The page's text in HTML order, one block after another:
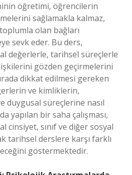
öğretimi, öğrencilerin
sağlamakla kalmaz,
olan bağları
sevk eder. Bu ders,
değerlerle, tarihsel süreçlerle
gözden geçirmelerini
dikkat edilmesi gereken
ve kimliklerin,
duygusal süreçlerine nasıl
yapılan bir saha çalışması,
cinsiyet, sınıf ve diğer sosyal
tarihsel derslere karşı farklı
göstermektedir.